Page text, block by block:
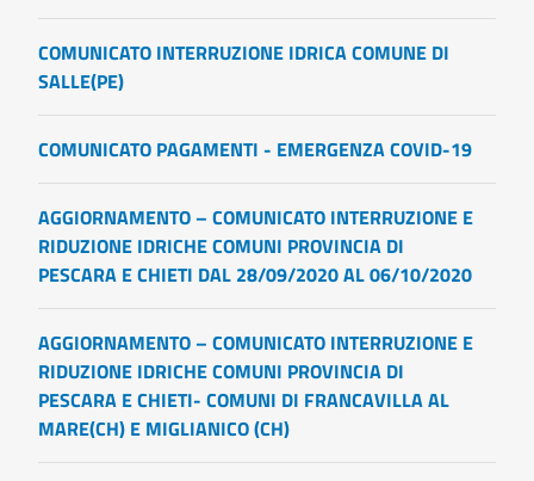
COMUNICATO INTERRUZIONE IDRICA COMUNE DI
SALLE(PE)
COMUNICATO PAGAMENTI - EMERGENZA COVID-19
AGGIORNAMENTO – COMUNICATO INTERRUZIONE E
RIDUZIONE IDRICHE COMUNI PROVINCIA DI
PESCARA E CHIETI DAL 28/09/2020 AL 06/10/2020
AGGIORNAMENTO – COMUNICATO INTERRUZIONE E
RIDUZIONE IDRICHE COMUNI PROVINCIA DI
PESCARA E CHIETI- COMUNI DI FRANCAVILLA AL
MARE(CH) E MIGLIANICO (CH)